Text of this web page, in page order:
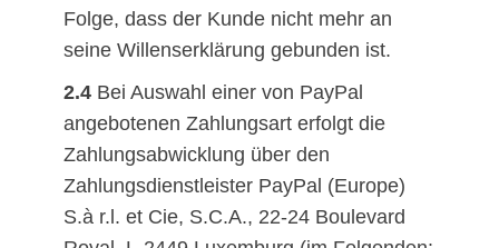
Folge, dass der Kunde nicht mehr an
seine Willenserklärung gebunden ist.
2.4Bei Auswahl einer von PayPal
angebotenen Zahlungsart erfolgt die
Zahlungsabwicklung über den
Zahlungsdienstleister PayPal (Europe)
S.à r.l. et Cie, S.C.A., 22-24 Boulevard